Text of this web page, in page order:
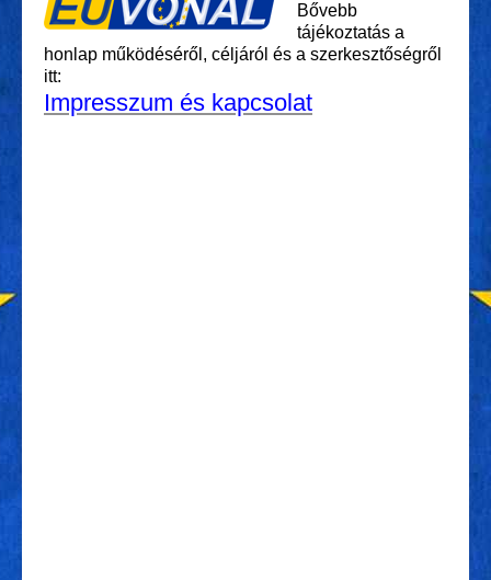
Bővebb
tájékoztatás a
honlap működéséről, céljáról és a szerkesztőségről
itt:
Impresszum és kapcsolat